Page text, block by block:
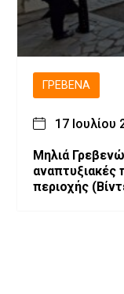
ΓΡΕΒΕΝΆ
17 Ιουλίου
Μηλιά
αναπτυξιακές
περιοχής